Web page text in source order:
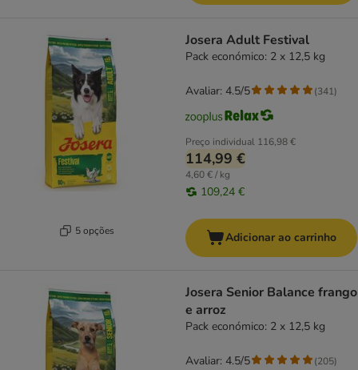
5 opções
Josera Adult Festival
Pack económico: 2 x 12,5 kg
Preço individual 116,98 €
114,99 €
4,60 € / kg
109,24 €
Avaliar: 4.5/5 (341)
Adicionar ao carrinho
Josera Senior Balance frango
e arroz
Pack económico: 2 x 12,5 kg
Avaliar: 4.5/5 (205)